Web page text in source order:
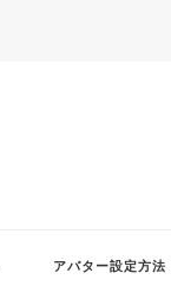
アバター設定方法